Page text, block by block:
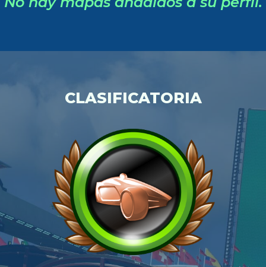
CLASIFICATORIA